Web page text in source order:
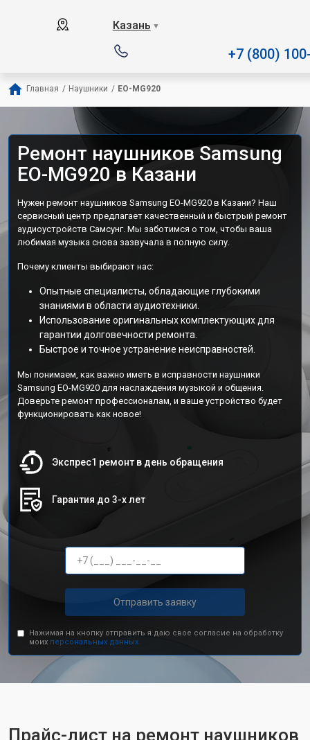
Казань ▼
+7 (800)
Главная / Наушники / EO-MG920
Ремонт наушников Samsung
EO-MG920 в Казани
Нужен ремонт наушников Samsung EO-MG920 в Казани? Наш
сервисный центр предлагает качественный и быстрый ремонт
аудиоустройств Самсунг. Мы заботимся о том, чтобы ваша
любимая музыка снова зазвучала в полную силу.
Почему клиенты выбирают нас:
Опытные специалисты, обладающие глубокими
знаниями в области аудиотехники.
Использование оригинальных комплектующих для
гарантии долговечности ремонта.
Быстрое и точное устранение неисправностей.
Мы понимаем, как важно иметь в исправности наушники
Samsung EO-MG920 для наслаждения музыкой и общения.
Доверьте ремонт профессионалам, и ваше устройство будет
функционировать как новое!
Экспрес1 ремонт в день обращения
Гарантия до 3-х лет
Отправить заявку
Нажимая на кнопку отправить я даю свое согласие на обработку
моих персональных данных.
Прайс-лист на ремонт наушников